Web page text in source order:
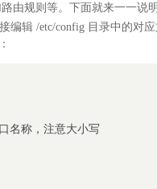
由规则等。下面就来一一说
编辑 /etc/config 目录中的对
名称，注意大小写